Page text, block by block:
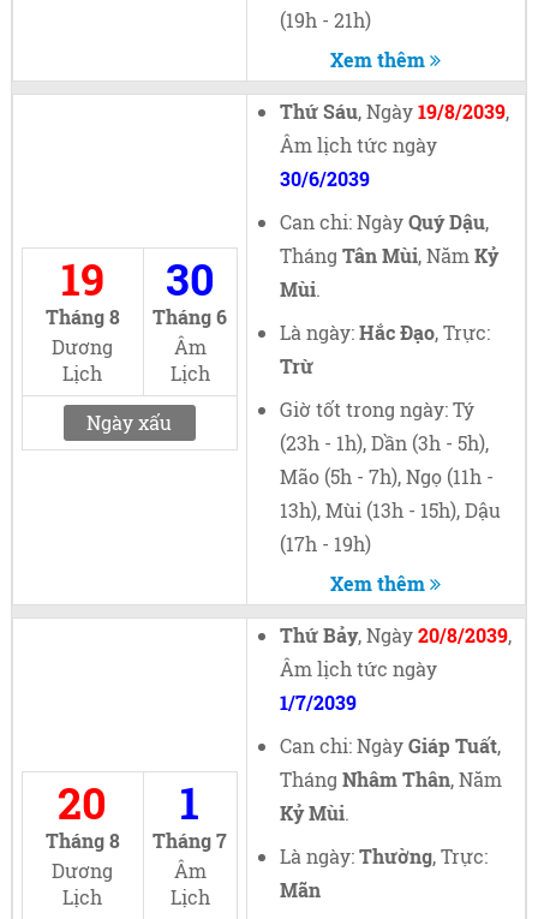
(19h - 21h)
Xem thêm
19
Tháng 8
Dương
Lịch
30
Tháng 6
Âm
Lịch
Ngày xấu
Thứ Sáu, Ngày19/8/2039,
Âm lịch tức ngày
30/6/2039
Can chi: NgàyQuý Dậu,
Tháng Tân Mùi, Năm Kỷ
Mùi.
Là ngày:Hắc Đạo, Trực:
Trừ
Giờ tốt trong ngày: Tý
(23h - 1h), Dần (3h - 5h),
Mão (5h - 7h), Ngọ (11h -
13h), Mùi (13h - 15h), Dậu
(17h - 19h)
Xem thêm
20
Tháng 8
Dương
Lịch
1
Tháng 7
Âm
Lịch
Thứ Bảy, Ngày20/8/2039,
Âm lịch tức ngày
1/7/2039
Can chi: NgàyGiáp Tuất,
Tháng Nhâm Thân, Năm
Kỷ Mùi.
Là ngày:Thường, Trực:
Mãn